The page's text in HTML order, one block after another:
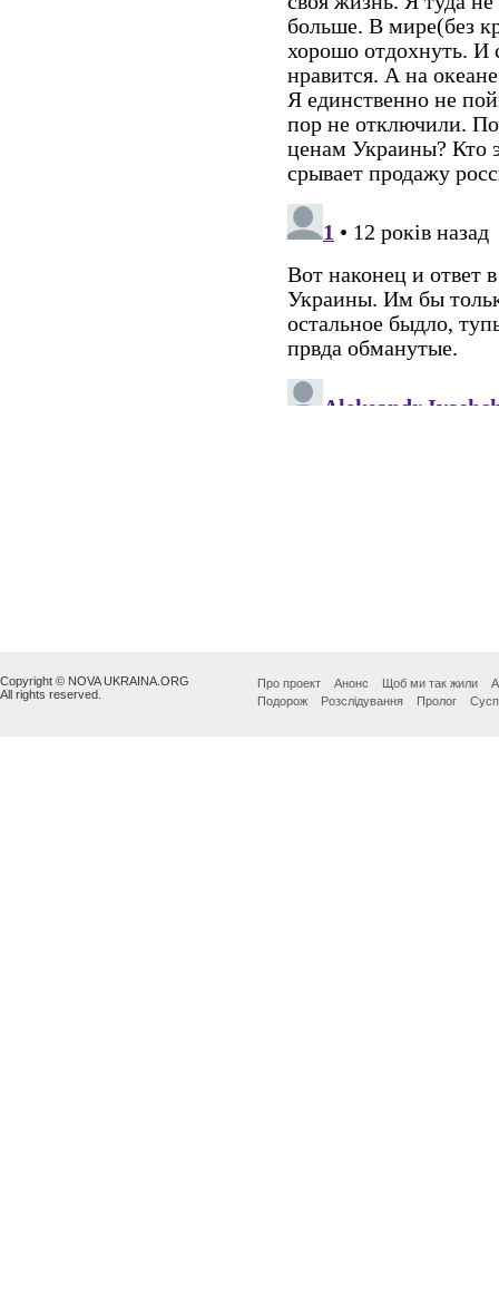
Copyright © NOVA UKRAINA.ORG
All rights reserved.
Про проект Анонс Щоб ми так жили
Подорож
Розслідування Пролог